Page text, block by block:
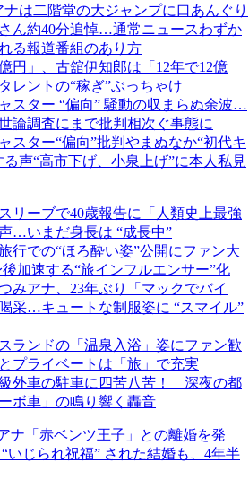
は二階堂の大ジャンプに口あんぐり
ん約40分追悼…通常ニュースわずか
る報道番組のあり方
円」、古舘伊知郎は「12年で12億
レントの“稼ぎ”ぶっちゃけ
スター “偏向” 騒動の収まらぬ余波…
論調査にまで批判相次ぐ事態に
スター“偏向”批判やまぬなか“初代キ
る声“高市下げ、小泉上げ”に本人私見
リーブで40歳報告に「人類史上最強
…いまだ身長は “成長中”
行での“ほろ酔い姿”公開にファン大
加速する“旅インフルエンサー”化
みアナ、23年ぶり「マックでバイ
采…キュートな制服姿に “スマイル”
ランドの「温泉入浴」姿にファン歓
プライベートは「旅」で充実
外車の駐車に四苦八苦！ 深夜の都
ボ車」の鳴り響く轟音
ナ「赤ベンツ王子」との離婚を発
じられ祝福” された結婚も、4年半